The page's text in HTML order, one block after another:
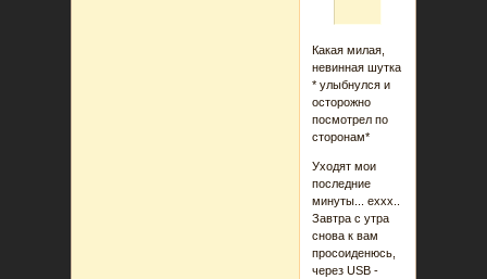
Какая милая,
невинная шутка
* улыбнулся и
осторожно
посмотрел по
сторонам*
Уходят мои
последние
минуты... еххх..
Завтра с утра
снова к вам
просоиденюсь,
через USB -